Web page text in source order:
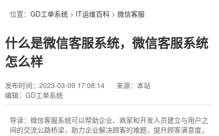
百
下
于
们
行
导
位置： GD工单系统 > IT运维百科 > 微信客服
什么是微信客服系统，微信客服系统
怎么样
发布时间：2023-03-09 17:08:14
来源：本站
编辑：GD工单系统
导读： 微信客服系统可以帮助企业、商家和开发人员建立与用户之
间的交流公路桥梁，助力企业解决顾客的难题，提升顾客满意度，